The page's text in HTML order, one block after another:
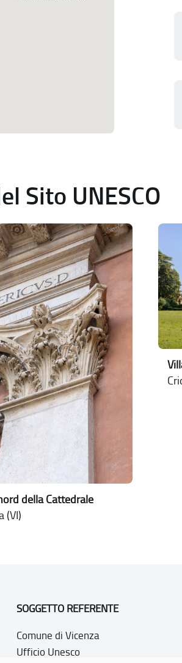
Sito UNESCO
della Cattedrale
(VI)
SOGGETTO REFERENTE
Comune di Vicenza
Ufficio Unesco